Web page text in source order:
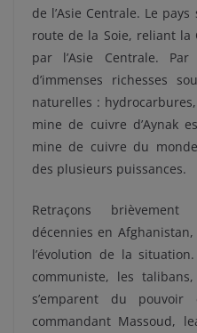
de l’Asie Centrale. Le
route de la Soie, reliant la
par l’Asie Centrale.
d’immenses richesses
naturelles :
mine de cuivre d’Aynak
mine de cuivre du
des plusieurs puissances.
Retraçons
décennies en
l’évolution de la
communiste, les
s’emparent du pouvoir
commandant Massoud,